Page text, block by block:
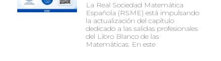
La Real Sociedad Matemática
Española (RSME) está impulsando
la actualización del capítulo
dedicado a las salidas profesionales
del Libro Blanco de las
Matemáticas. En este